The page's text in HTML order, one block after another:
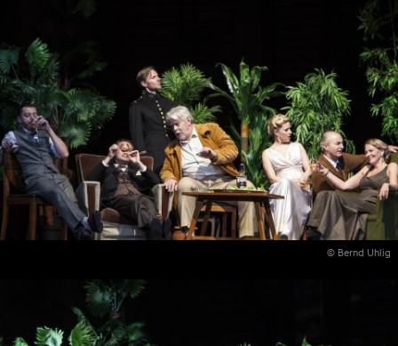
© Bernd Uhlig